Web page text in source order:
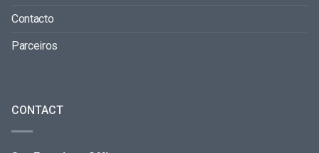
Contacto
Parceiros
CONTACT